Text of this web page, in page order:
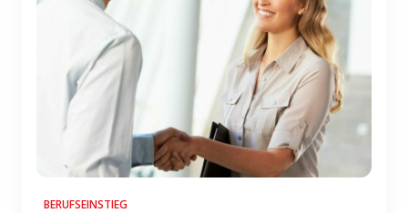
BERUFSEINSTIEG